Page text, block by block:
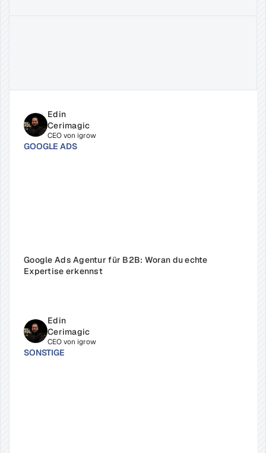
Edin
Cerimagic
CEO von igrow
GOOGLE ADS
Google Ads Agentur für B2B: Woran du echte
Expertise erkennst
Edin
Cerimagic
CEO von igrow
SONSTIGE